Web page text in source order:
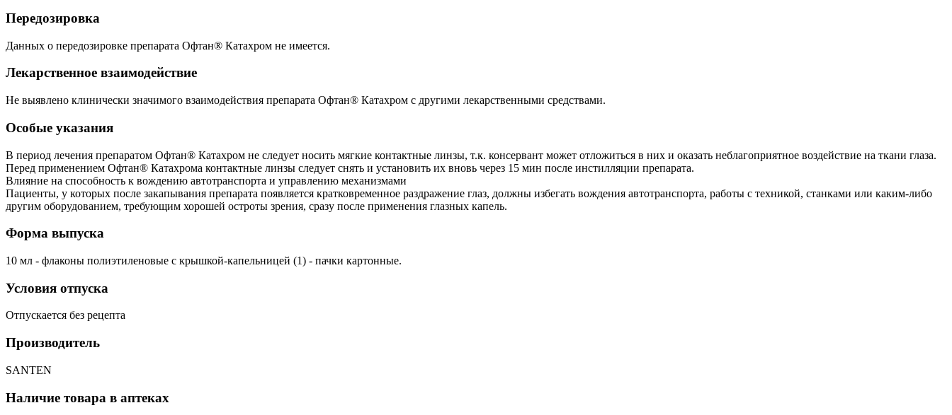
Передозировка
Данных о передозировке препарата Офтан® Катахром не имеется.
Лекарственное взаимодействие
Не выявлено клинически значимого взаимодействия препарата Офтан® Катахром с другими лекарственными средствами.
Особые указания
В период лечения препаратом Офтан® Катахром не следует носить мягкие контактные линзы, т.к. консервант может отложиться в них и оказать неблагоприятное воздействие на ткани глаза.
Перед применением Офтан® Катахрома контактные линзы следует снять и установить их вновь через 15 мин после инстилляции препарата.
Влияние на способность к вождению автотранспорта и управлению механизмами
Пациенты, у которых после закапывания препарата появляется кратковременное раздражение глаз, должны избегать вождения автотранспорта, работы с техникой, станками или каким-либо
другим оборудованием, требующим хорошей остроты зрения, сразу после применения глазных капель.
Форма выпуска
10 мл - флаконы полиэтиленовые с крышкой-капельницей (1) - пачки картонные.
Условия отпуска
Отпускается без рецепта
Производитель
SANTEN
Наличие товара в аптеках